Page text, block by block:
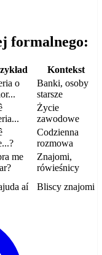
formalnego:
Kontekst
o
Banki, osoby
starsze
Życie
zawodowe
Codzienna
rozmowa
me
Znajomi,
rówieśnicy
aí Bliscy znajomi